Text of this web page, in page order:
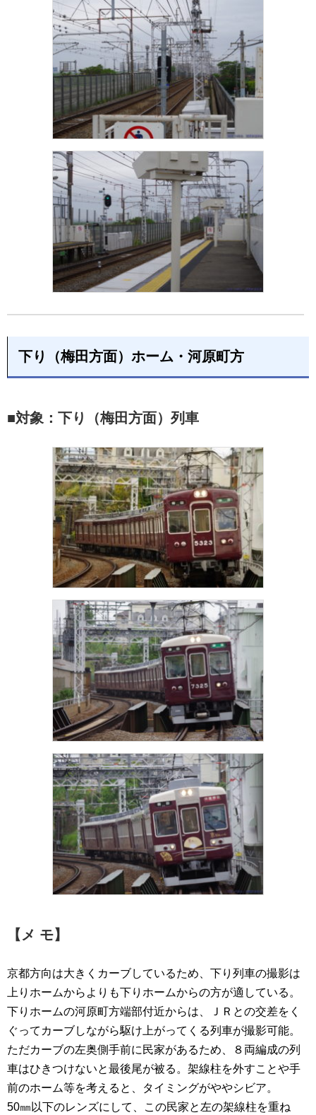
下り（梅田方面）ホーム・河原町方
■対象：下り（梅田方面）列車
【メ モ】
京都方向は大きくカーブしているため、下り列車の撮影は
上りホームからよりも下りホームからの方が適している。
下りホームの河原町方端部付近からは、ＪＲとの交差をく
ぐってカーブしながら駆け上がってくる列車が撮影可能。
ただカーブの左奥側手前に民家があるため、８両編成の列
車はひきつけないと最後尾が被る。架線柱を外すことや手
前のホーム等を考えると、タイミングがややシビア。
50㎜以下のレンズにして、この民家と左の架線柱を重ね